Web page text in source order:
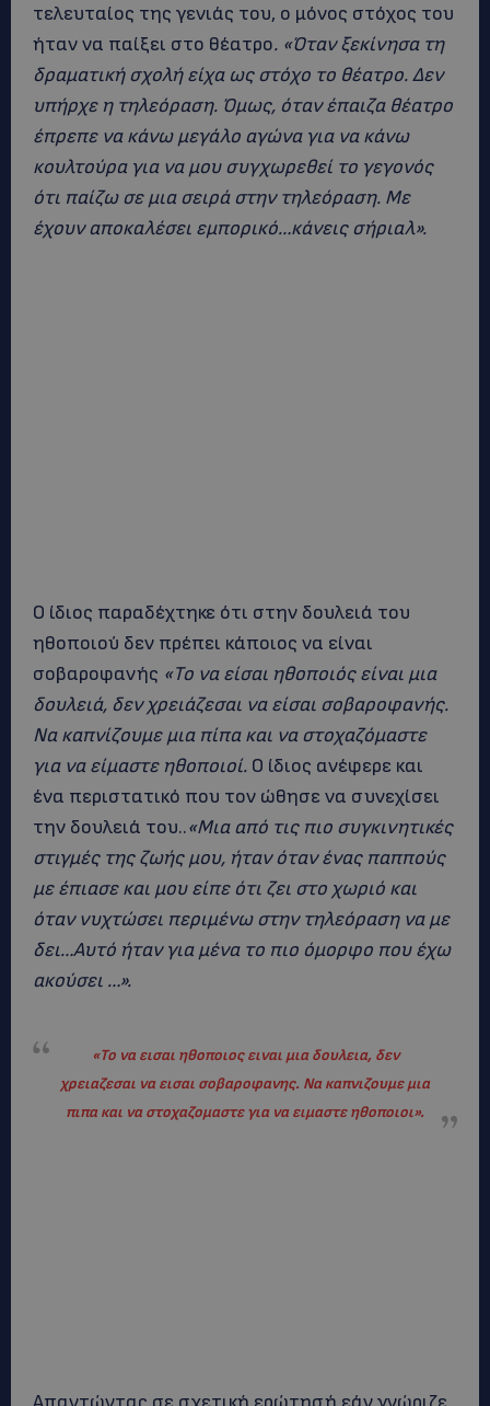
τελευταίος της γενιάς του, ο μόνος στόχος του
ήταν να παίξει στο θέατρο. «Όταν ξεκίνησα τη
δραματική σχολή είχα ως στόχο το θέατρο. Δεν
υπήρχε η τηλεόραση. Όμως, όταν έπαιζα θέατρο
έπρεπε να κάνω μεγάλο αγώνα για να κάνω
κουλτούρα για να μου συγχωρεθεί το γεγονός
ότι παίζω σε μια σειρά στην τηλεόραση. Με
έχουν αποκαλέσει εμπορικό…κάνεις σήριαλ».
Ο ίδιος παραδέχτηκε ότι στην δουλειά του
ηθοποιού δεν πρέπει κάποιος να είναι
σοβαροφανής «Το να είσαι ηθοποιός είναι μια
δουλειά, δεν χρειάζεσαι να είσαι σοβαροφανής.
Να καπνίζουμε μια πίπα και να στοχαζόμαστε
για να είμαστε ηθοποιοί. Ο ίδιος ανέφερε και
ένα περιστατικό που τον ώθησε να συνεχίσει
την δουλειά του..«Μια από τις πιο συγκινητικές
στιγμές της ζωής μου, ήταν όταν ένας παππούς
με έπιασε και μου είπε ότι ζει στο χωριό και
όταν νυχτώσει περιμένω στην τηλεόραση να με
δει…Αυτό ήταν για μένα το πιο όμορφο που έχω
ακούσει …».
«Το να εισαι ηθοποιος ειναι μια δουλεια, δεν
χρειαζεσαι να εισαι σοβαροφανης. Να καπνιζουμε μια
πιπα και να στοχαζομαστε για να ειμαστε ηθοποιοι».